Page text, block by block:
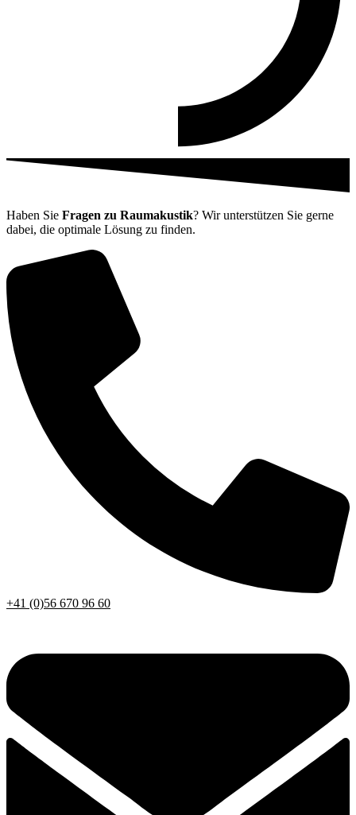
Haben Sie Fragen zu Raumakustik? Wir unterstützen Sie gerne
dabei, die optimale Lösung zu finden.
+41 (0)56 670 96 60